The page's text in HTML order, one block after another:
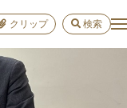
クリップ 検索